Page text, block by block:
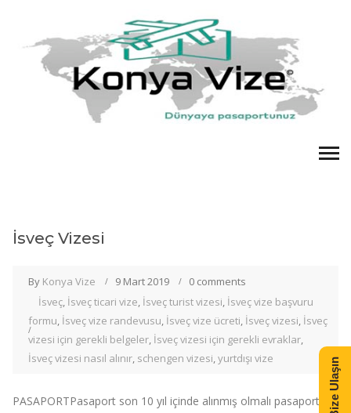
İsveç Vizesi
By Konya Vize 9 Mart 2019
0 comments
İsveç, İsveç ticari vize, İsveç turist vizesi, İsveç vize başvuru
formu, İsveç vize randevusu, İsveç vize ücreti, İsveç vizesi, İsveç
vizesi için gerekli belgeler, İsveç vizesi için gerekli evraklar,
İsveç vizesi nasıl alınır, schengen vizesi,yurtdışı vize
PASAPORTPasaport son 10 yıl içinde alınmış olmalı pasaportun Bize Ulaşın